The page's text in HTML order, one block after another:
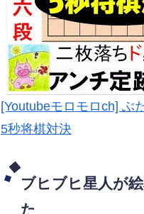
[Youtubeモロモロch] ぶ
5秒将棋対決
ブヒブヒ星人が
た